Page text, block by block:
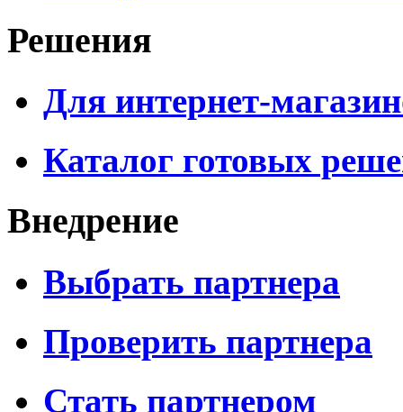
Решения
Для интернет-
Каталог готовых
Внедрение
Выбрать партнера
Проверить партнера
Стать партнером